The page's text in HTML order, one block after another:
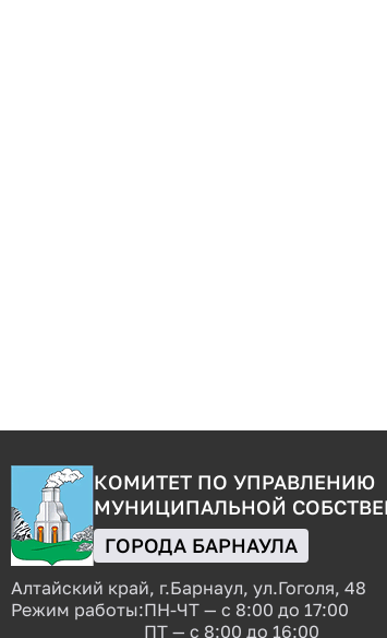
КОМИТЕТ ПО УПРАВЛЕНИЮ
МУНИЦИПАЛЬНОЙ
ГОРОДА БАРНАУЛА
Алтайский край, г.Барнаул, ул.Гоголя, 48
Режим работы:ПН-ЧТ — с 8:00 до 17:00
ПТ — с 8:00 до 16:00